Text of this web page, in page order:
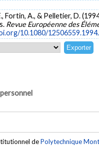
Fortin, A., & Pelletier, D.
Revue Européenne des
10.1080/
dePolytechnique